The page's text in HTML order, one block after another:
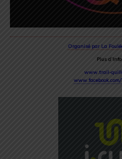
Organisé par La
Plus
www.trail-